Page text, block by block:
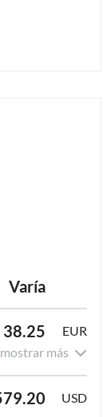
Varía
38.25
EUR
mostrar más
USD